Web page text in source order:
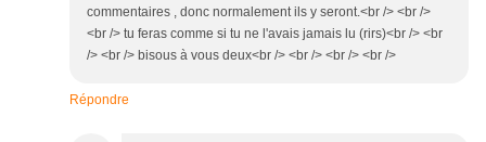
commentaires , donc normalement ils y seront.<br /> <br />
<br /> tu feras comme si tu ne l'avais jamais lu (rirs)<br /> <br
/> <br /> bisous à vous deux<br /> <br /> <br /> <br />
Répondre